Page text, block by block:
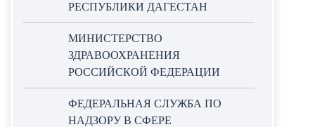
РЕСПУБЛИКИ ДАГЕСТАН
МИНИСТЕРСТВО
ЗДРАВООХРАНЕНИЯ
РОССИЙСКОЙ ФЕДЕРАЦИИ
ФЕДЕРАЛЬНАЯ СЛУЖБА ПО
НАДЗОРУ В СФЕРЕ